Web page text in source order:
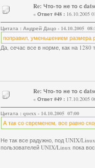
Re: Что-то не то с
« Ответ #48 : 16.10.2005
Цитата : Андрей Дацо - 14.10.2005
поправил, уменьшением размера
Да, сечас все в норме, как на 1280
Re: Что-то не то с
« Ответ #49 : 17.10.2005
Цитата : quexx - 14.10.2005 07:00
А так со свременем, все равно
Не так все радужно, под UNIX/
пользователей UNIX/Linux пока